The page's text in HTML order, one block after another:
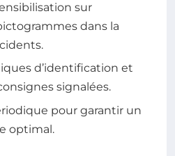
sur
dans la
d’identification et
signalées.
pour garantir un
optimal.